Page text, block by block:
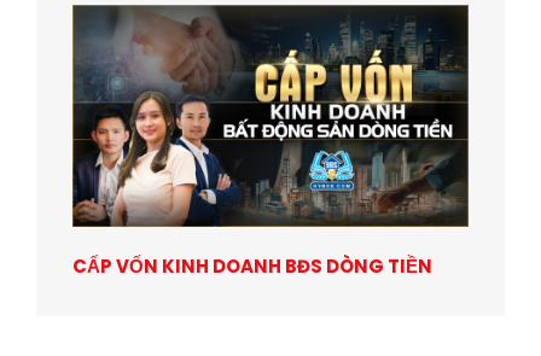
CẤP VỐN KINH DOANH BĐS DÒNG TIỀN